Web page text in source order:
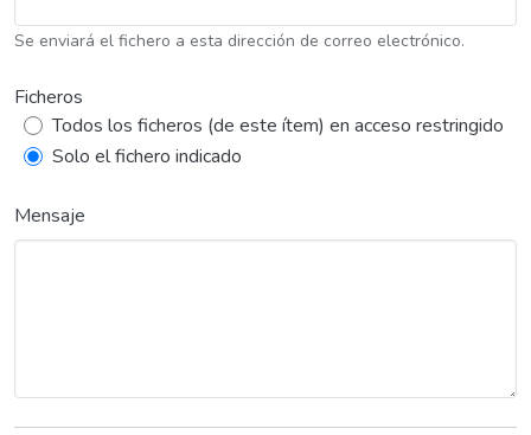
Se enviará el fichero a esta dirección de correo electrónico.
Ficheros
Todos los ficheros (de este ítem) en acceso restringido
Solo el fichero indicado
Mensaje